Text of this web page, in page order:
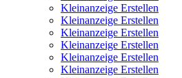
Kleinanzeige Erstellen
Kleinanzeige Erstellen
Kleinanzeige Erstellen
Kleinanzeige Erstellen
Kleinanzeige Erstellen
Kleinanzeige Erstellen